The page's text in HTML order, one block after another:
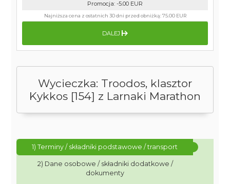
Wycieczka: Troodos, klasztor
Kykkos [154] z Larnaki Marathon
1) Terminy / składniki podstawowe / transport
2) Dane osobowe / składniki dodatkowe /
dokumenty
Promocja: -5.00 EUR
Najniższa cena z ostatnich 30 dni przed obniżką:75.00 EUR
DALEJ